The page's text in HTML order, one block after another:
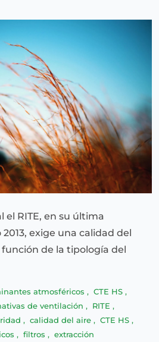
el RITE, en su última
exige una calidad del
de la tipología del
atmosféricos , CTE HS ,
de ventilación , RITE ,
, calidad del aire , CTE HS ,
, filtros , extracción